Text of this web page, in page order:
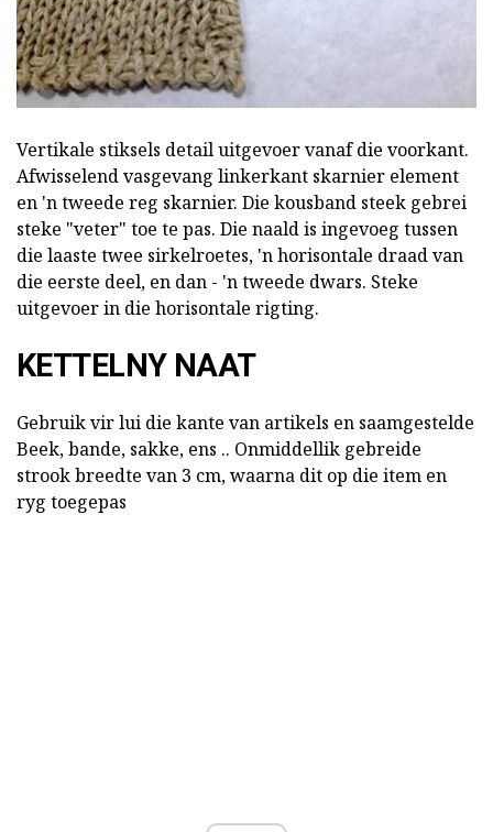
Vertikale stiksels detail uitgevoer vanaf die voorkant.
Afwisselend vasgevang linkerkant skarnier element
en 'n tweede reg skarnier. Die kousband steek gebrei
steke "veter" toe te pas. Die naald is ingevoeg tussen
die laaste twee sirkelroetes, 'n horisontale draad van
die eerste deel, en dan - 'n tweede dwars. Steke
uitgevoer in die horisontale rigting.
KETTELNY NAAT
Gebruik vir lui die kante van artikels en saamgestelde
Beek, bande, sakke, ens .. Onmiddellik gebreide
strook breedte van 3 cm, waarna dit op die item en
ryg toegepas